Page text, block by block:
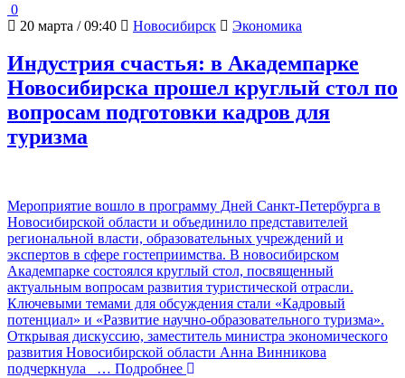
0
20 марта / 09:40
Новосибирск Экономика
Индустрия счастья: в Академпарке
Новосибирска прошел круглый стол по
вопросам подготовки кадров для
туризма
Мероприятие вошло в программу Дней Санкт-Петербурга в
Новосибирской области и объединило представителей
региональной власти, образовательных учреждений и
экспертов в сфере гостеприимства. В новосибирском
Академпарке состоялся круглый стол, посвященный
актуальным вопросам развития туристической отрасли.
Ключевыми темами для обсуждения стали «Кадровый
потенциал» и «Развитие научно-образовательного туризма».
Открывая дискуссию, заместитель министра экономического
развития Новосибирской области Анна Винникова
подчеркнула
… Подробнее